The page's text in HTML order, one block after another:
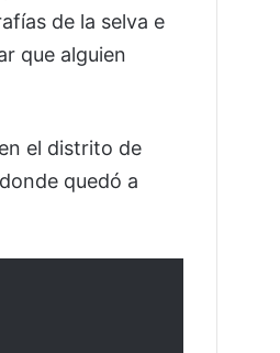
de la selva e
que alguien
el distrito de
quedó a